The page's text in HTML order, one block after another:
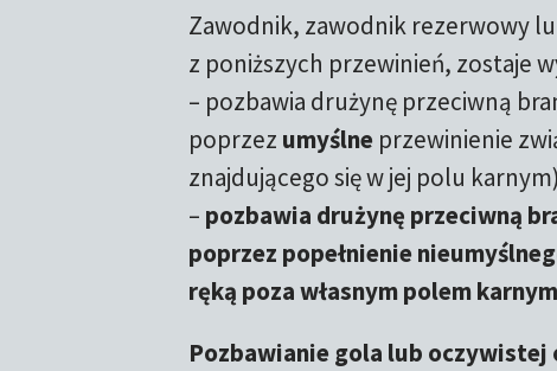
Zawodnik, zawodnik rezerwowy
z poniższych przewinień, zostaje
– pozbawia drużynę przeciwną
poprzez umyślneprzewinienie
znajdującego się w jej polu karnym)
– pozbawia drużynę przeciwną
poprzez popełnienie
ręką poza własnym polem karnym
Pozbawianie gola lub oczywistej